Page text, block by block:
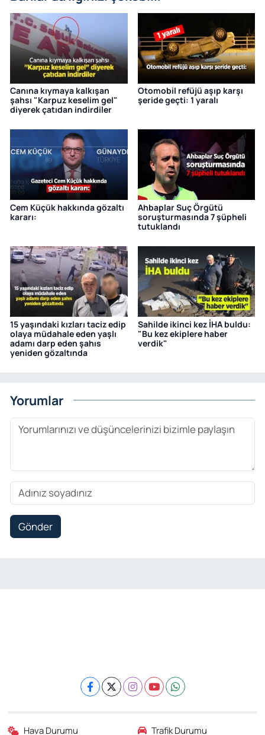
Canına kıymaya kalkışan
şahsı "Karpuz keselim gel"
diyerek çatıdan indirdiler
Otomobil refüjü aşıp karşı
şeride geçti: 1 yaralı
Cem Küçük hakkında gözaltı
kararı:
Ahbaplar Suç Örgütü
soruşturmasında 7 şüpheli
tutuklandı
15 yaşındaki kızları taciz edip
olaya müdahale eden yaşlı
adamı darp eden şahıs
yeniden gözaltında
Sahilde ikinci kez İHA buldu:
"Bu kez ekiplere haber
verdik"
Yorumlar
Gönder
Hava Durumu Trafik Durumu